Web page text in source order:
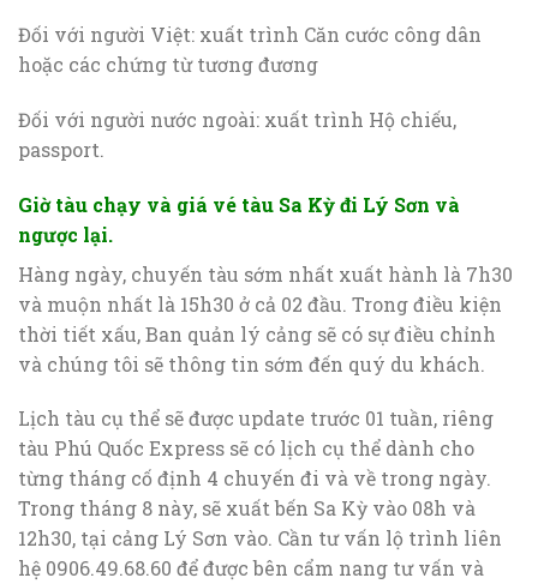
Đối với người Việt: xuất trình Căn cước công dân
hoặc các chứng từ tương đương
Đối với người nước ngoài: xuất trình Hộ chiếu,
passport.
Giờ tàu chạy và giá vé tàu Sa Kỳ đi Lý Sơn và
ngược lại.
Hàng ngày, chuyến tàu sớm nhất xuất hành là 7h30
và muộn nhất là 15h30 ở cả 02 đầu. Trong điều kiện
thời tiết xấu, Ban quản lý cảng sẽ có sự điều chỉnh
và chúng tôi sẽ thông tin sớm đến quý du khách.
Lịch tàu cụ thể sẽ được update trước 01 tuần, riêng
tàu Phú Quốc Express sẽ có lịch cụ thể dành cho
từng tháng cố định 4 chuyến đi và về trong ngày.
Trong tháng 8 này, sẽ xuất bến Sa Kỳ vào 08h và
12h30, tại cảng Lý Sơn vào. Cần tư vấn lộ trình liên
hệ 0906.49.68.60 để được bên cẩm nang tư vấn và